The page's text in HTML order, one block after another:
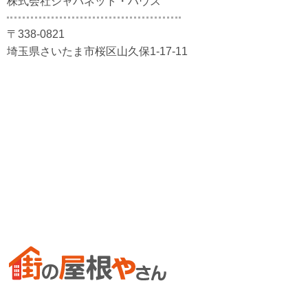
〒338-0821
埼玉県さいたま市桜区山久保1-17-11